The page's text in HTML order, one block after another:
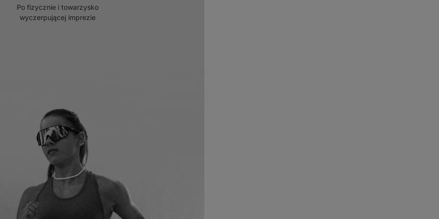
Po fizycznie i towarzysko
wyczerpującej imprezie